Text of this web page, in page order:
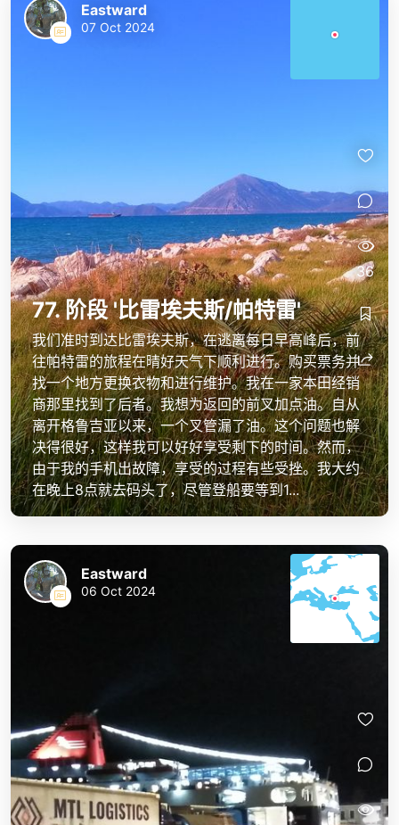
77. 阶段 '比雷埃夫斯/帕特雷'
我们准时到达比雷埃夫斯，在逃离每日早高峰后，前
往帕特雷的旅程在晴好天气下顺利进行。购买票务并
找一个地方更换衣物和进行维护。我在一家本田经销
商那里找到了后者。我想为返回的前叉加点油。自从
离开格鲁吉亚以来，一个叉管漏了油。这个问题也解
决得很好，这样我可以好好享受剩下的时间。然而，
由于我的手机出故障，享受的过程有些受挫。我大约
在晚上8点就去码头了，尽管登船要等到1...
Eastward
07 Oct 2024
36
Eastward
06 Oct 2024